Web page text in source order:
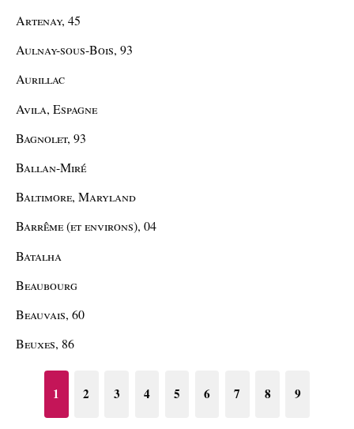
Artenay, 45
Aulnay-sous-Bois, 93
Aurillac
Avila, Espagne
Bagnolet, 93
Ballan-Miré
Baltimore, Maryland
Barrême (et environs), 04
Batalha
Beaubourg
Beauvais, 60
Beuxes, 86
1 2 3 4 5 6 7 8 9